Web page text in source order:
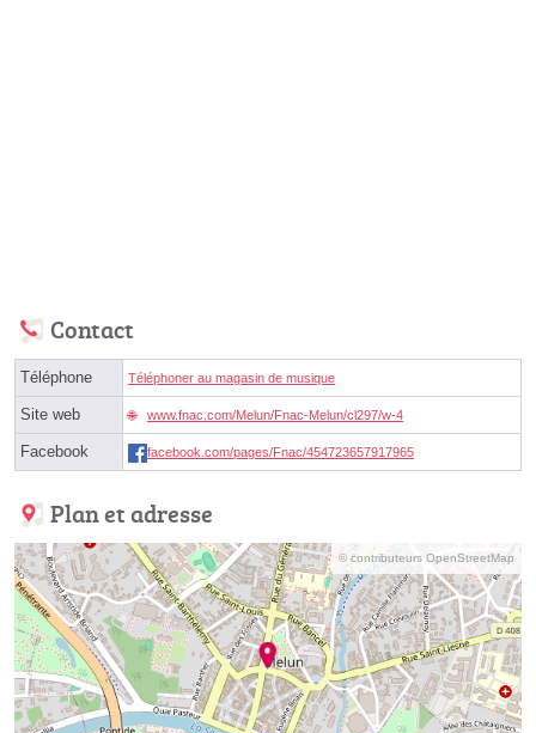
Contact
Téléphone Téléphoner au magasin de musique
Site web www.fnac.com/Melun/Fnac-Melun/cl297/w-4
Facebook facebook.com/pages/Fnac/454723657917965
Plan et adresse
© contributeurs OpenStreetMap